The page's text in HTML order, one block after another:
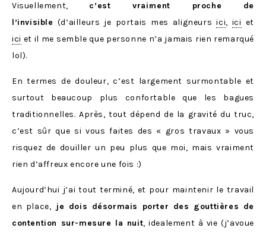
Visuellement, c’est vraiment proche de
l’invisible (d’ailleurs je portais mes aligneursici, ici et
ici et il me semble que personne n’a jamais rien remarqué
lol).
En termes de douleur, c’est largement surmontable et
surtout beaucoup plus confortable que les bagues
traditionnelles. Après, tout dépend de la gravité du truc,
c’est sûr que si vous faites des « gros travaux » vous
risquez de douiller un peu plus que moi, mais vraiment
rien d’affreux encore une fois :)
Aujourd’hui j’ai tout terminé, et pour maintenir le travail
en place, je dois désormais porter des gouttières de
contention sur-mesure la nuit, idealement à vie (j’avoue